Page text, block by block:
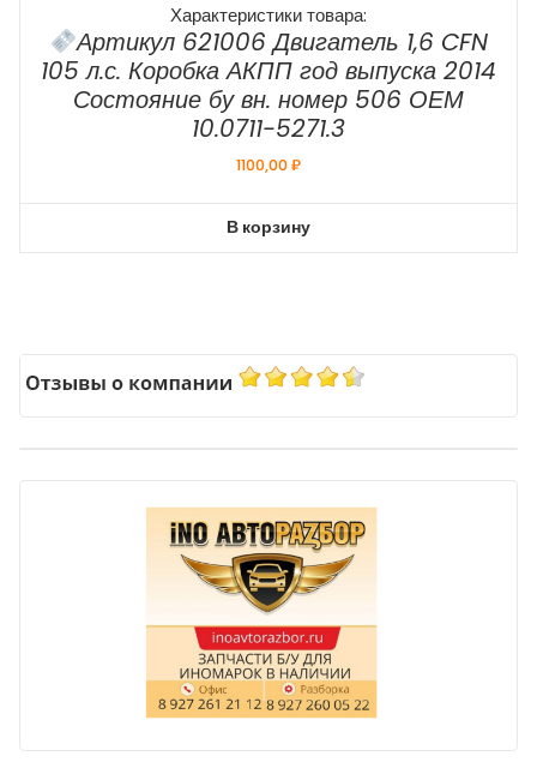
Характеристики товара:
Артикул 621006 Двигатель 1,6 CFN
105 л.с. Коробка АКПП год выпуска 2014
Состояние бу вн. номер 506 ОЕМ
10.0711-5271.3
1100,00₽
В корзину